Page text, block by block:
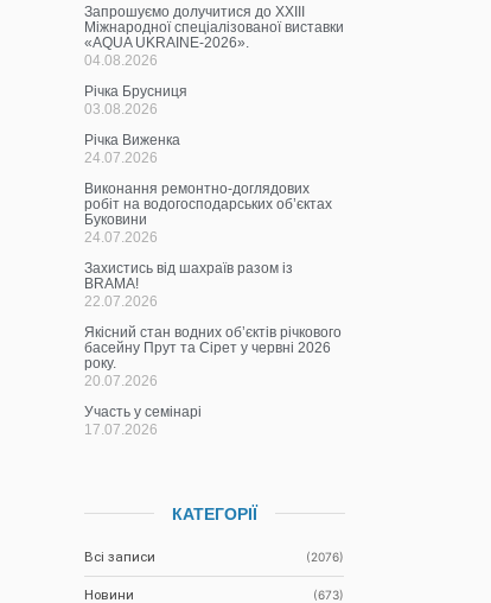
Запрошуємо долучитися до ХХІІІ
Міжнародної спеціалізованої виставки
«AQUA UKRAINE-2026».
04.08.2026
Річка Брусниця
03.08.2026
Річка Виженка
24.07.2026
Виконання ремонтно-доглядових
робіт на водогосподарських об’єктах
Буковини
24.07.2026
Захистись від шахраїв разом із
BRAMA!
22.07.2026
Якісний стан водних об’єктів річкового
басейну Прут та Сірет у червні 2026
року.
20.07.2026
Участь у семінарі
17.07.2026
КАТЕГОРІЇ
Всі записи (2076)
Новини (673)